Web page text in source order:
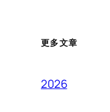
更多文章
2026